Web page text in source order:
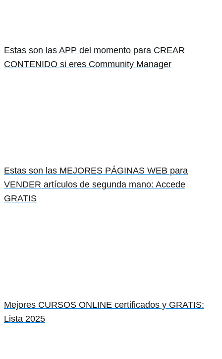
Estas son las APP del momento para CREAR
CONTENIDO si eres Community Manager
Estas son las MEJORES PÁGINAS WEB para
VENDER artículos de segunda mano: Accede
GRATIS
Mejores CURSOS ONLINE certificados y GRATIS:
Lista 2025